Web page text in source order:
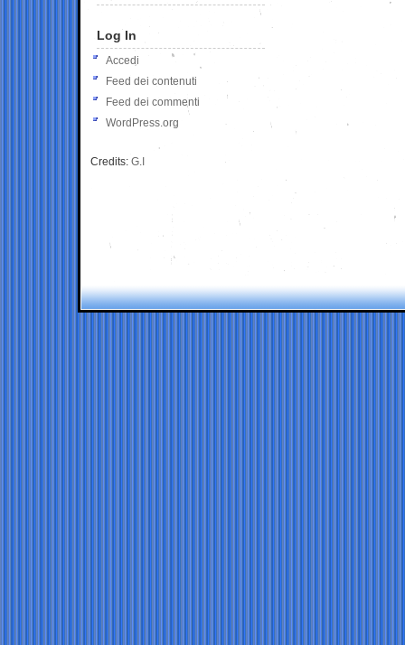
Log In
Accedi
Feed dei contenuti
Feed dei commenti
WordPress.org
Credits: G.I